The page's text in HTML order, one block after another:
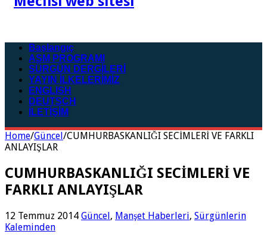
Başlangıç
ASM PROGRAMI
SÜRGÜN DERGİLERİ
YAYIN İLKELERİMİZ
ENGLISH
DEUTSCH
İLETİŞİM
Home/Güncel/CUMHURBASKANLIĞI SECİMLERİ VE FARKLI
ANLAYIŞLAR
CUMHURBASKANLIĞI SECİMLERİ VE
FARKLI ANLAYIŞLAR
12 Temmuz 2014 Güncel, Manşet Haberleri, Sürgünlerin
Kaleminden